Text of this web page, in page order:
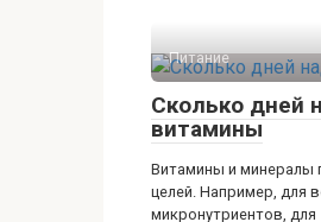
Питание
Сколько дней
витамины
Витамины и минералы
целей. Например, для
микронутриентов, для